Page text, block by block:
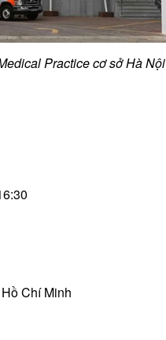
Practice cơ sở Hà Nội
Chí Minh